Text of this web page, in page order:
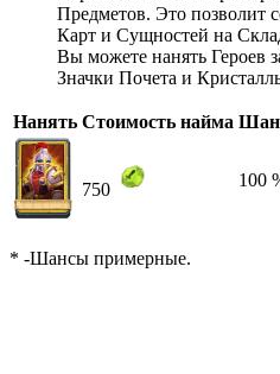
Предметов. Это позволит
Карт и Сущностей на
Вы можете нанять Героев
Значки Почета и
Нанять Стоимость найма
750 100
* -Шансы примерные.